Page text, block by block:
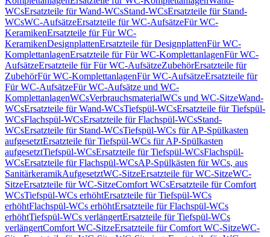
WCsErsatzteile für Wand-WCsStand-WCsErsatzteile für Stand-
WCsWC-AufsätzeErsatzteile für WC-AufsätzeFür WC-
KeramikenErsatzteile für Für WC-
KeramikenDesignplattenErsatzteile für DesignplattenFür WC-
KomplettanlagenErsatzteile für Für WC-KomplettanlagenFür WC-
AufsätzeErsatzteile für Für WC-AufsätzeZubehörErsatzteile für
ZubehörFür WC-KomplettanlagenFür WC-AufsätzeErsatzteile für
Für WC-AufsätzeFür WC-Aufsätze und WC-
KomplettanlagenWCsVerbrauchsmaterialWCs und WC-SitzeWand-
WCsErsatzteile für Wand-WCsTiefspül-WCsErsatzteile für Tiefspül-
WCsFlachspül-WCsErsatzteile für Flachspül-WCsStand-
WCsErsatzteile für Stand-WCsTiefspül-WCs für AP-Spülkasten
aufgesetztErsatzteile für Tiefspül-WCs für AP-Spülkasten
aufgesetztTiefspül-WCsErsatzteile für Tiefspül-WCsFlachspül-
WCsErsatzteile für Flachspül-WCsAP-Spülkästen für WCs, aus
SanitärkeramikAufgesetztWC-SitzeErsatzteile für WC-SitzeWC-
SitzeErsatzteile für WC-SitzeComfort WCsErsatzteile für Comfort
WCsTiefspül-WCs erhöhtErsatzteile für Tiefspül-WCs
erhöhtFlachspül-WCs erhöhtErsatzteile für Flachspül-WCs
erhöhtTiefspül-WCs verlängertErsatzteile für Tiefspül-WCs
verlängertComfort WC-SitzeErsatzteile für Comfort WC-SitzeWC-